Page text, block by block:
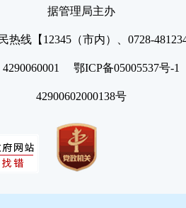
据管理局主办
热线【12345（市内）、0728-
4290060001 鄂ICP备05005537号
42900602000138号